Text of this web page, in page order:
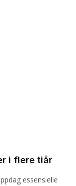
i flere tiår
essensielle